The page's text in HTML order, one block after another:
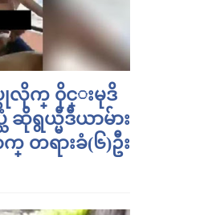
စုလိုက္ ၀ိုင္းမုဒိ
ရွယ္မီဒီယာမ်ား
တရားခံ(၆)ဦး